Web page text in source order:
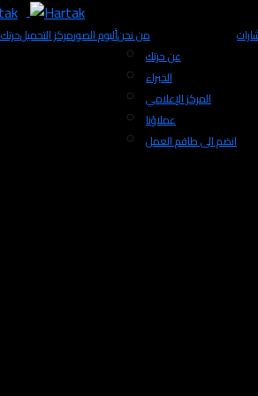
+حرتكمركز التحميلألبوم الصورمن نحن
عن حرتك
الخبراء
المركز الإعلامي
عملاؤنا
انضم الى طاقم العمل